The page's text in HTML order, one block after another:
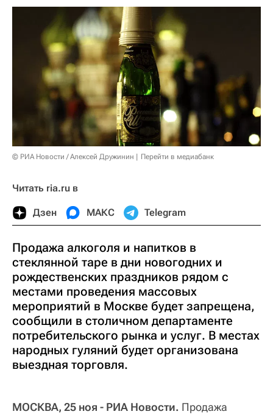
© РИА Новости / Алексей Дружинин Перейти в медиабанк
Читать ria.ru в
Дзен МАКС Telegram
Продажа алкоголя и напитков в
стеклянной таре в дни новогодних и
рождественских праздников рядом с
местами проведения массовых
мероприятий в Москве будет запрещена,
сообщили в столичном департаменте
потребительского рынка и услуг. В местах
народных гуляний будет организована
выездная торговля.
МОСКВА, 25 ноя - РИА Новости. Продажа